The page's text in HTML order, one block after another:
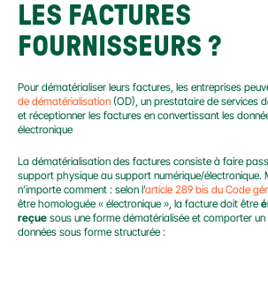
LES FACTURES
FOURNISSEURS ?
Pour dématérialiser leurs factures, les entreprises
de dématérialisation (OD), un prestataire de services
et réceptionner les factures en convertissant les
électronique
La dématérialisation des factures consiste à faire
support physique au support numérique/électronique.
n’importe comment : selon l’article 289 bis du Code
être homologuée « électronique », la facture doit être
reçue sous une forme dématérialisée et comporter un
données sous forme structurée :